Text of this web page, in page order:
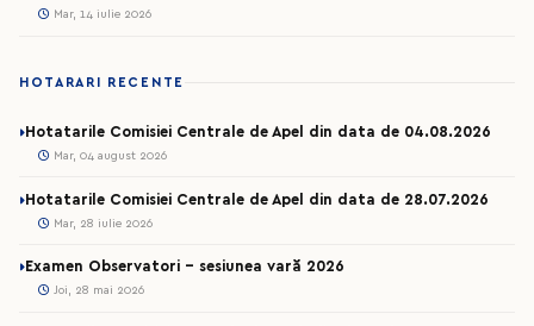
Mar, 14 iulie 2026
HOTARARI RECENTE
Hotatarile Comisiei Centrale de Apel din data de 04.08.2026
Mar, 04 august 2026
Hotatarile Comisiei Centrale de Apel din data de 28.07.2026
Mar, 28 iulie 2026
Examen Observatori - sesiunea vară 2026
Joi, 28 mai 2026